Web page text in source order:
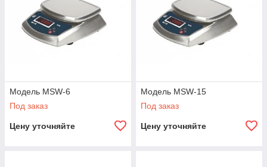
Модель MSW-6
Под заказ
Цену уточняйте
Модель MSW-15
Под заказ
Цену уточняйте